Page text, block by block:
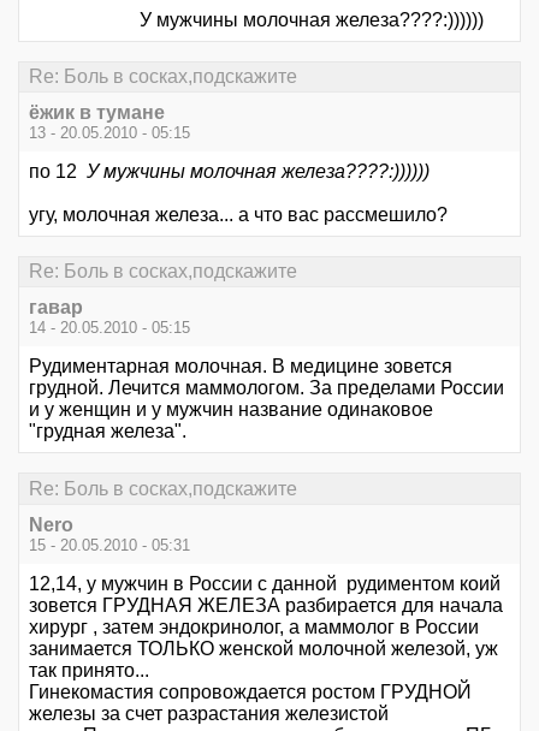
У мужчины молочная железа????:))))))
Re: Боль в сосках,подскажите
ёжик в тумане
13 - 20.05.2010 - 05:15
по 12 У мужчины молочная железа????:))))))
угу, молочная железа... а что вас рассмешило?
Re: Боль в сосках,подскажите
гавар
14 - 20.05.2010 - 05:15
Рудиментарная молочная. В медицине зовется
грудной. Лечится маммологом. За пределами России
и у женщин и у мужчин название одинаковое
"грудная железа".
Re: Боль в сосках,подскажите
Nero
15 - 20.05.2010 - 05:31
12,14, у мужчин в России с данной рудиментом коий
зовется ГРУДНАЯ ЖЕЛЕЗА разбирается для начала
хирург , затем эндокринолог, а маммолог в России
занимается ТОЛЬКО женской молочной железой, уж
так принято...
Гинекомастия сопровождается ростом ГРУДНОЙ
железы за счет разрастания железистой